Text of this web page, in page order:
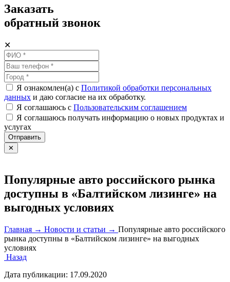
Заказать
обратный звонок
✕
Я ознакомлен(а) с Политикой обработки персональных
данных и даю согласие на их обработку.
Я соглашаюсь c Пользовательским соглашением
Я соглашаюсь получать информацию о новых продуктах и
услугах
Отправить
✕
Популярные авто российского рынка
доступны в «Балтийском лизинге» на
выгодных условиях
Главная → Новости и статьи → Популярные авто российского
рынка доступны в «Балтийском лизинге» на выгодных
условиях
Назад
Дата публикации: 17.09.2020